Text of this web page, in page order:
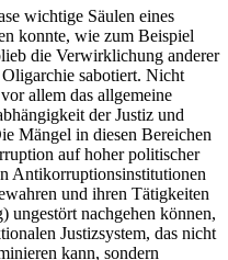
wichtige Säulen eines
konnte, wie zum Beispiel
die Verwirklichung anderer
sabo­tiert. Nicht
allem das allgemeine
der Justiz und
Mängel in diesen Bereichen
auf hoher politischer
Antikorruptions­institutionen
und ihren Tätigkeiten
un­gestört nachgehen können,
Justiz­system, das nicht
kann, sondern